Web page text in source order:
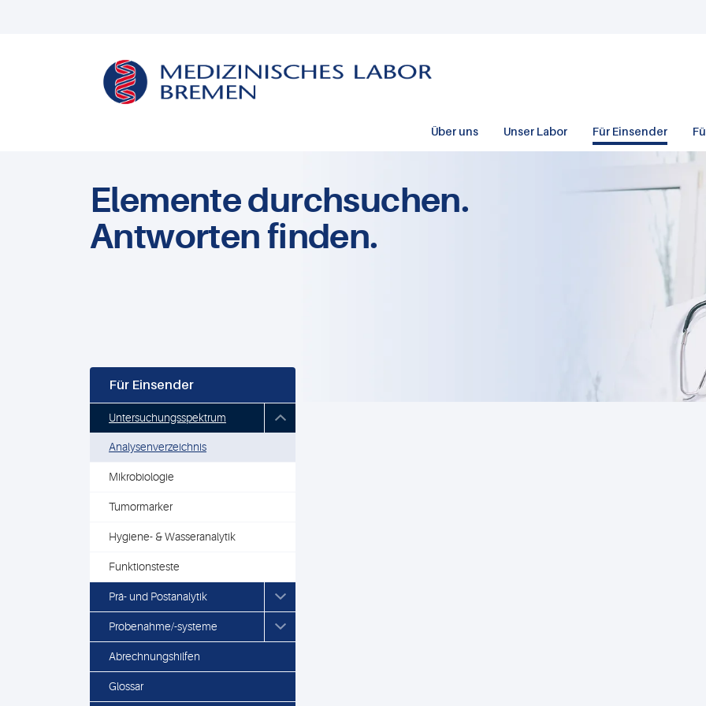
Über uns Unser Labor Für Einsender
Elemente durchsuchen.
Antworten finden.
Für Einsender
Untersuchungsspektrum
Analysenverzeichnis
Mikrobiologie
Tumormarker
Hygiene- & Wasseranalytik
Funktionsteste
Prä- und Postanalytik
Probenahme/-systeme
Abrechnungshilfen
Glossar